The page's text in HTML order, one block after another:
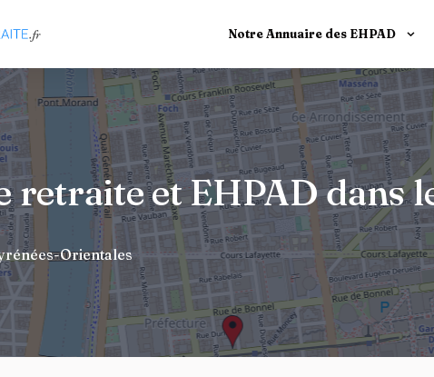
Notre Annuaire des EHPAD
retraite et EHPAD dans
Orientales